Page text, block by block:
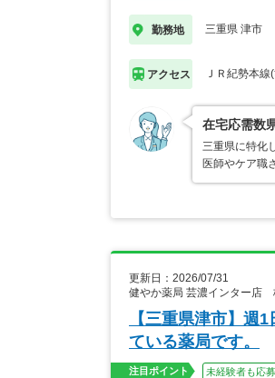
勤務地 三重県 津市
アクセス ＪＲ紀勢本
在宅応需数
三重県に特化
医師やケア職
更新日：2026/07/31
健やか薬局 芸濃インター店
【三重県津市】週
ている薬局です。
注目ポイント 未経験者も応